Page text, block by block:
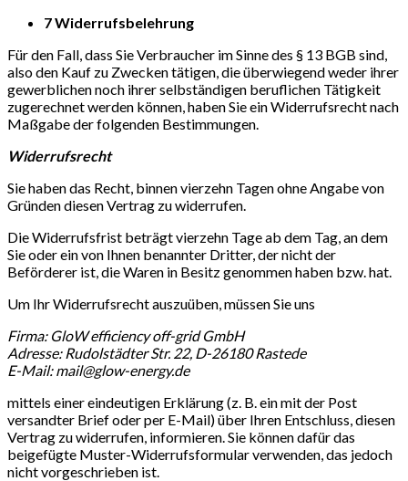
7 Widerrufsbelehrung
Für den Fall, dass Sie Verbraucher im Sinne des § 13 BGB sind,
also den Kauf zu Zwecken tätigen, die überwiegend weder ihrer
gewerblichen noch ihrer selbständigen beruflichen Tätigkeit
zugerechnet werden können, haben Sie ein Widerrufsrecht nach
Maßgabe der folgenden Bestimmungen.
Widerrufsrecht
Sie haben das Recht, binnen vierzehn Tagen ohne Angabe von
Gründen diesen Vertrag zu widerrufen.
Die Widerrufsfrist beträgt vierzehn Tage ab dem Tag, an dem
Sie oder ein von Ihnen benannter Dritter, der nicht der
Beförderer ist, die Waren in Besitz genommen haben bzw. hat.
Um Ihr Widerrufsrecht auszuüben, müssen Sie uns
Firma: GloW efficiency off-grid GmbH
Adresse: Rudolstädter Str. 22, D-26180 Rastede
E-Mail: mail@glow-energy.de
mittels einer eindeutigen Erklärung (z. B. ein mit der Post
versandter Brief oder per E-Mail) über Ihren Entschluss, diesen
Vertrag zu widerrufen, informieren. Sie können dafür das
beigefügte Muster-Widerrufsformular verwenden, das jedoch
nicht vorgeschrieben ist.